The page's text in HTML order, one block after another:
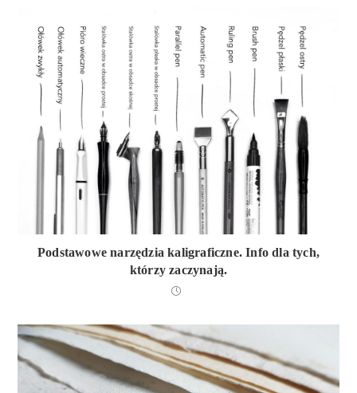
Podstawowe narzędzia kaligraficzne. Info dla tych,
którzy zaczynają.